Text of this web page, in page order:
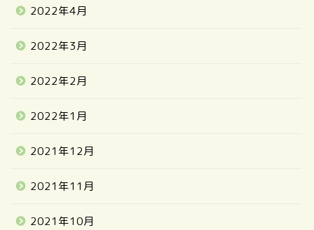
2022年4月
2022年3月
2022年2月
2022年1月
2021年12月
2021年11月
2021年10月